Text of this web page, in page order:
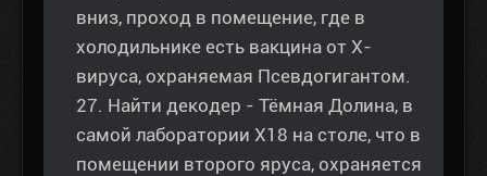
вниз, проход в помещение, где в
холодильнике есть вакцина от Х-
вируса, охраняемая Псевдогигантом.
27. Найти декодер - Тёмная Долина, в
самой лаборатории Х18 на столе, что в
помещении второго яруса, охраняется